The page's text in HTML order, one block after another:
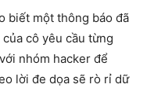
biết một thông báo đã
cô yêu cầu từng
nhóm hacker để
lời đe dọa sẽ rò rỉ dữ